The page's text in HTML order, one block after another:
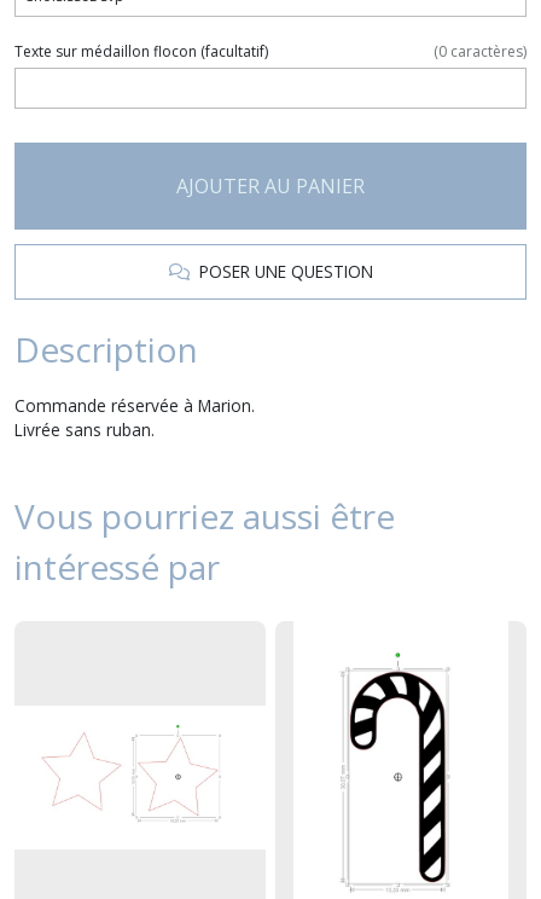
Texte sur médaillon flocon (facultatif) (0 caractères)
AJOUTER AU PANIER
POSER UNE QUESTION
Description
Commande réservée à Marion.
Livrée sans ruban.
Vous pourriez aussi être
intéressé par